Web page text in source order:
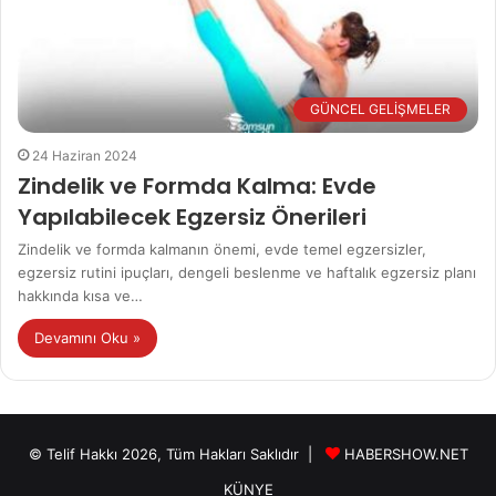
GÜNCEL GELİŞMELER
24 Haziran 2024
Zindelik ve Formda Kalma: Evde
Yapılabilecek Egzersiz Önerileri
Zindelik ve formda kalmanın önemi, evde temel egzersizler,
egzersiz rutini ipuçları, dengeli beslenme ve haftalık egzersiz planı
hakkında kısa ve…
Devamını Oku »
© Telif Hakkı 2026, Tüm Hakları Saklıdır |
HABERSHOW.NET
KÜNYE